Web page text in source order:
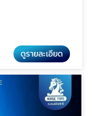
ดูรายละเอียด